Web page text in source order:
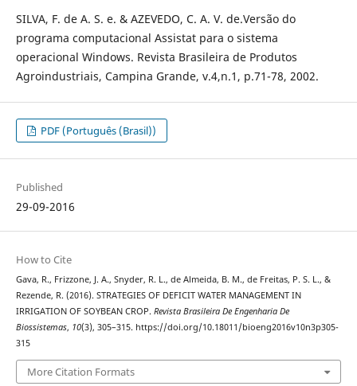
SILVA, F. de A. S. e. & AZEVEDO, C. A. V. de.Versão do
programa computacional Assistat para o sistema
operacional Windows. Revista Brasileira de Produtos
Agroindustriais, Campina Grande, v.4,n.1, p.71-78, 2002.
PDF (Português (Brasil))
Published
29-09-2016
How to Cite
Gava, R., Frizzone, J. A., Snyder, R. L., de Almeida, B. M., de Freitas, P. S. L., &
Rezende, R. (2016). STRATEGIES OF DEFICIT WATER MANAGEMENT IN
IRRIGATION OF SOYBEAN CROP. Revista Brasileira De Engenharia De
Biossistemas, 10(3), 305–315. https://doi.org/10.18011/bioeng2016v10n3p305-
315
More Citation Formats